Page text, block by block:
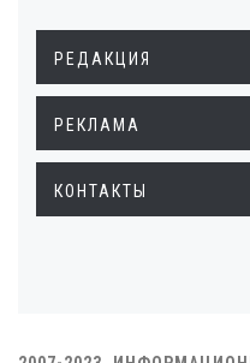
РЕДАКЦИЯ
РЕКЛАМА
КОНТАКТЫ